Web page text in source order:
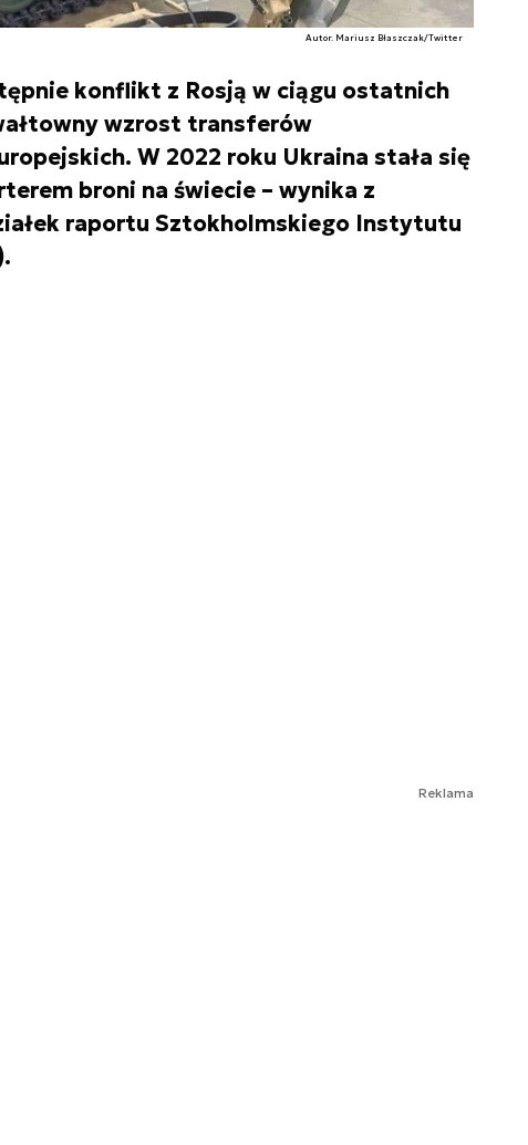
Autor. Mariusz Błaszczak/Twitter
konflikt z Rosją w ciągu ostatnich
wzrost transferów
W 2022 roku Ukraina stała się
broni na świecie – wynika z
raportu Sztokholmskiego Instytutu
Reklama